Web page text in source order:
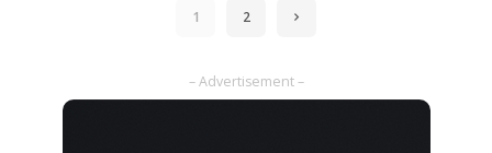
1 2
– Advertisement –